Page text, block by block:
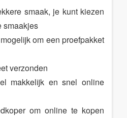
smaak, je kunt kiezen
smaakjes
om een proefpakket
verzonden
makkelijk en snel online
om online te kopen